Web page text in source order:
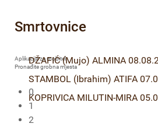
Aplikacija za mobitel
Pronađite grobna mjesta
0
1
2
Smrtovnice
DŽAFIĆ (Mujo) ALMINA
STAMBOL (Ibrahim) ATIFA
KOPRIVICA MILUTIN-MIRA